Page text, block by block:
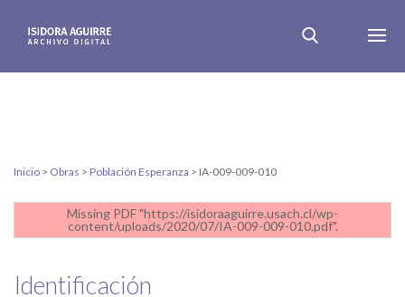
Inicio > Obras > Población Esperanza > IA-009-009-010
Missing PDF "https://isidoraaguirre.usach.cl/wp-
content/uploads/2020/07/IA-009-009-010.pdf".
Identificación